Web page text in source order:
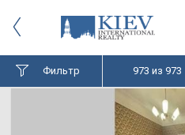
Фильтр 973 из 973